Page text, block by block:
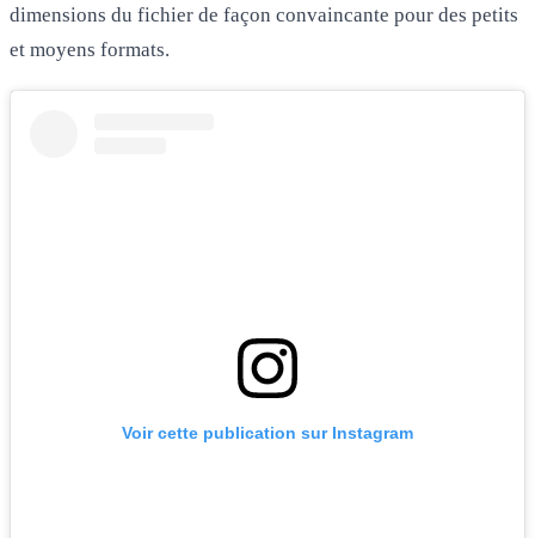
dimensions du fichier de façon convaincante pour des petits
et moyens formats.
Voir cette publication sur Instagram